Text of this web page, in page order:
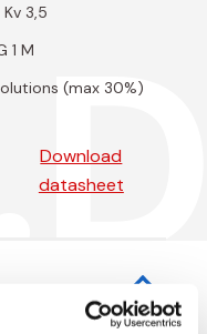
Kv 3,5
1 M
(max 30%)
Download
datasheet